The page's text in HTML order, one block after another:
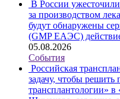
В России
за производством
будут обнаружены
(GMP ЕАЭС)
05.08.2026
События
Российская
задачу, чтобы решить
трансплантологии»